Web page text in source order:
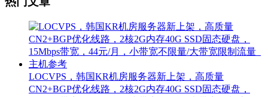
LOCVPS，韩国KR机房服务器新上架，高质量
CN2+BGP优化线路，2核2G内存40G SSD固态硬盘，